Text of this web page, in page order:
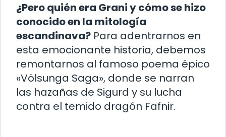
¿Pero quién era Grani y cómo se hizo
conocido en la mitología
escandinava? Para adentrarnos en
esta emocionante historia, debemos
remontarnos al famoso poema épico
«Völsunga Saga», donde se narran
las hazañas de Sigurd y su lucha
contra el temido dragón Fafnir.